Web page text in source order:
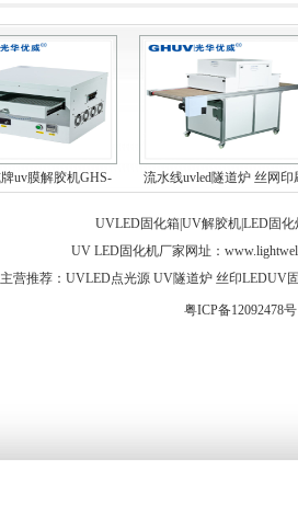
uv膜解胶机GHS-
流水线uvled隧道炉 丝网印
UVLED固化箱|UV解胶机|LED固化
UV LED固化机厂家网址：
主营推荐：UVLED点光源 UV隧道炉 丝印LEDUV
粤ICP备12092478号